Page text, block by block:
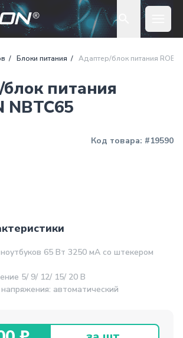
Блоки питания Адаптер/блок питания
питания
NBTC65
Код товара: #19590
65 Вт 3250 мА со штекером
5/ 9/ 12/ 15/ 20 В
автоматический